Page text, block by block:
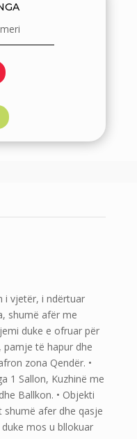
i vjetër, i ndërtuar
shumë afër me
duke e ofruar për
të hapur dhe
zona Qendër. •
1 Sallon, Kuzhinë me
Ballkon. • Objekti
shumë afer dhe qasje
mos u bllokuar